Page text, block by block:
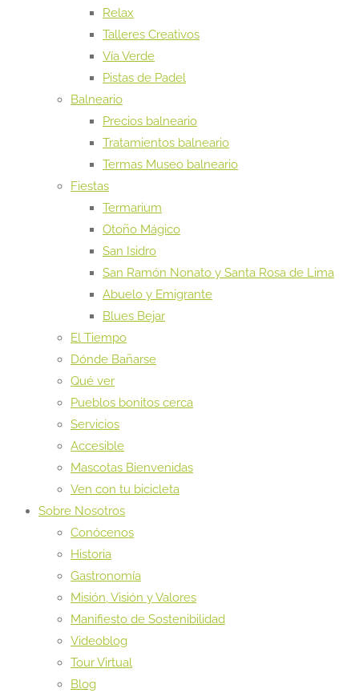
Relax
Talleres Creativos
Vía Verde
Pistas de Padel
Balneario
Precios balneario
Tratamientos balneario
Termas Museo balneario
Fiestas
Termarium
Otoño Mágico
San Isidro
San Ramón Nonato y Santa Rosa de Lima
Abuelo y Emigrante
Blues Bejar
El Tiempo
Dónde Bañarse
Qué ver
Pueblos bonitos cerca
Servicios
Accesible
Mascotas Bienvenidas
Ven con tu bicicleta
Sobre Nosotros
Conócenos
Historia
Gastronomía
Misión, Visión y Valores
Manifiesto de Sostenibilidad
Videoblog
Tour Virtual
Blog